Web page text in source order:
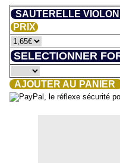
SAUTERELLE
PRIX
SELECTIONNER
AJOUTER AU